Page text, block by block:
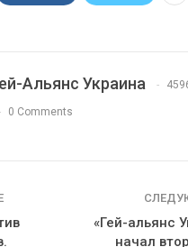
Альянс Украина
0 Comments
«Гей-альянс
начал